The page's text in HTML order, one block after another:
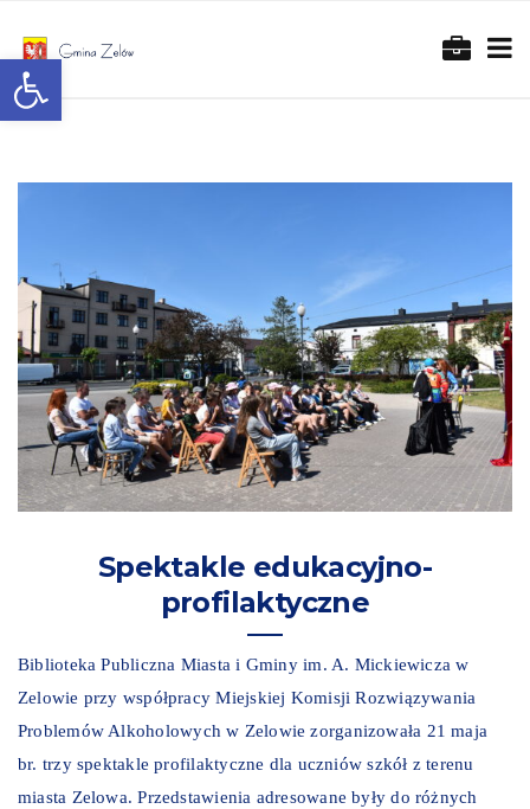
Otwórz pasek narzędzi
Spektakle edukacyjno-
profilaktyczne
Biblioteka Publiczna Miasta i Gminy im. A. Mickiewicza w
Zelowie przy współpracy Miejskiej Komisji Rozwiązywania
Problemów Alkoholowych w Zelowie zorganizowała 21 maja
br. trzy spektakle profilaktyczne dla uczniów szkół z terenu
miasta Zelowa. Przedstawienia adresowane były do różnych